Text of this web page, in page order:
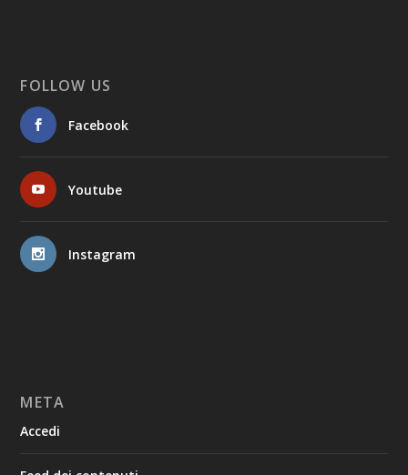
FOLLOW US
Facebook
Youtube
Instagram
META
Accedi